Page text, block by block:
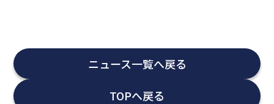
ニュース一覧へ戻る
TOPへ戻る